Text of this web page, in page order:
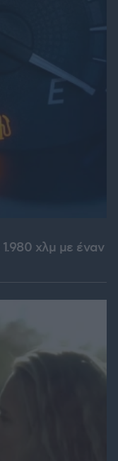
1.980 χλμ με έναν